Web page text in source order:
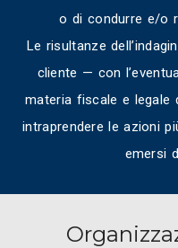
o di condurre e/o
Le risultanze
cliente — con
materia fiscale e
intraprendere le azioni
emersi